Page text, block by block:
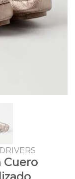
DRIVERS
Cuero